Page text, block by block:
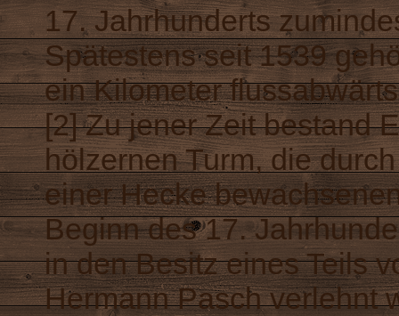
17. Jahrhunderts
Spätestens seit 1539
ein Kilometer
[2] Zu jener Zeit bestand
hölzernen Turm, die
einer Hecke
Beginn des 17.
in den Besitz eines Teils
Hermann Pasch verlehnt